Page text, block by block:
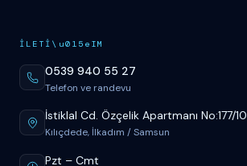
İ LET İ \u015eIM
0539 940 55 27
Telefon ve randevu
İstiklal Cd. Özçelik Apartmanı No:177/10
Kılıçdede, İlkadım / Samsun
Pzt – Cmt